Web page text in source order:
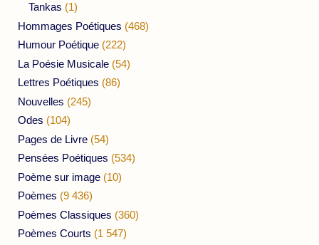
Tankas (1)
Hommages Poétiques (468)
Humour Poétique (222)
La Poésie Musicale (54)
Lettres Poétiques (86)
Nouvelles (245)
Odes (104)
Pages de Livre (54)
Pensées Poétiques (534)
Poème sur image (10)
Poèmes (9 436)
Poèmes Classiques (360)
Poèmes Courts (1 547)